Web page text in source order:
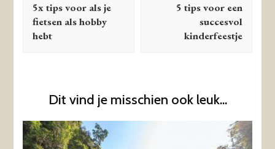
5x tips voor als je
fietsen als hobby
hebt
5 tips voor een
succesvol
kinderfeestje
Dit vind je misschien ook leuk...